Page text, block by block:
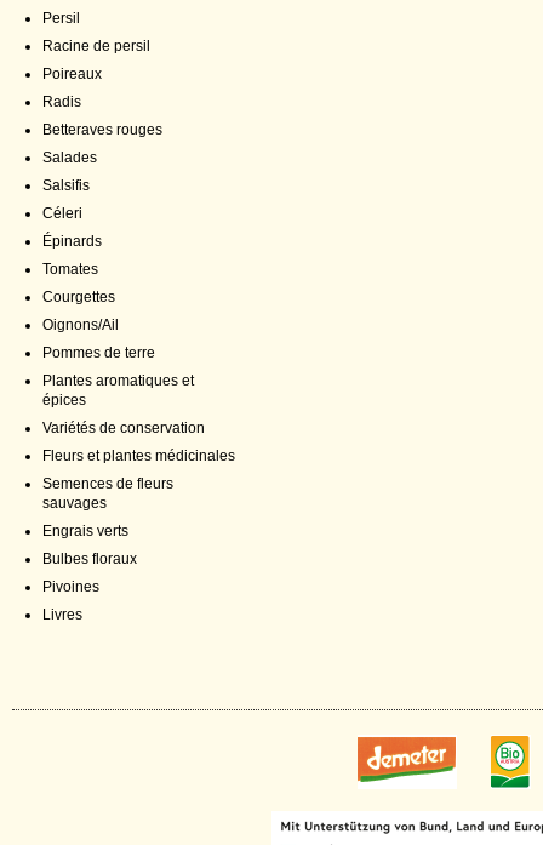
Persil
Racine de persil
Poireaux
Radis
Betteraves rouges
Salades
Salsifis
Céleri
Épinards
Tomates
Courgettes
Oignons/Ail
Pommes de terre
Plantes aromatiques et
épices
Variétés de conservation
Fleurs et plantes médicinales
Semences de fleurs
sauvages
Engrais verts
Bulbes floraux
Pivoines
Livres